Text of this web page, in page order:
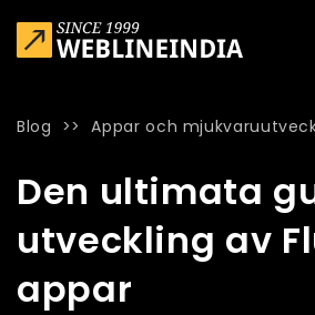
Blog >>Appar och
Den ultimata
utveckling av
appar